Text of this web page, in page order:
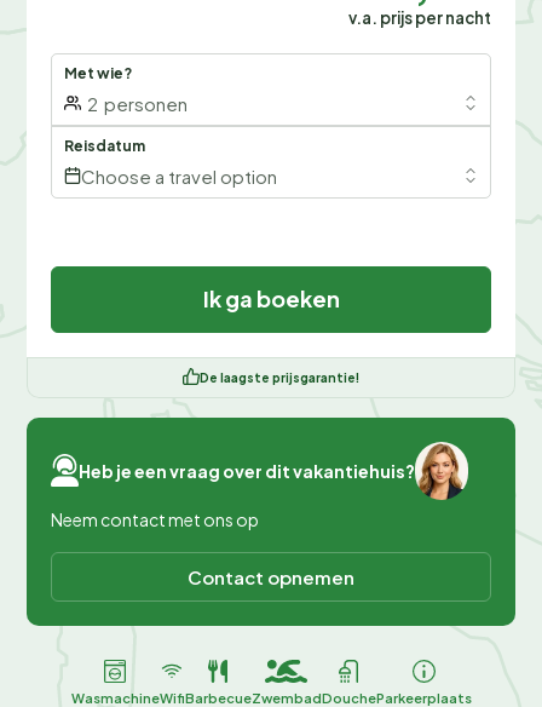
v.a. prijs per nacht
Met wie?
2 personen
Reisdatum
Choose a travel option
Ik ga boeken
De laagste prijsgarantie!
Heb je een vraag over dit vakantiehuis?
Neem contact met ons op
Contact opnemen
WasmachineWifiBarbecueZwembadDoucheParkeerplaats